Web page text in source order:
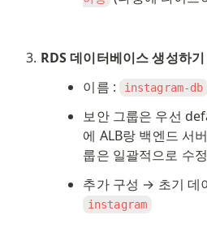
RDS 데이터베이스 생성하기
이름 :
instagram-db
보안 그룹은 우선
에 ALB랑 백엔드 서
룹은 일괄적으로 수
instagram